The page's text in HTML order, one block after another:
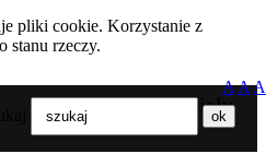
pliki cookie. Korzystanie z
stanu rzeczy.
Nasze oddziały
AAA